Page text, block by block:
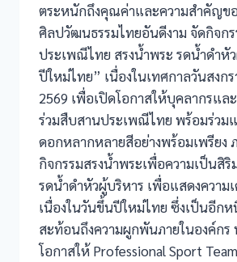
ตระหนักถึงคุณค่าและความสำคัญข
ศิลปวัฒนธรรมไทยอันดีงาม จัดกิจก
ประเพณีไทย สรงน้ำพระ รดน้ำดำหั
ปีใหม่ไทย” เนื่องในเทศกาลวันสงก
2569 เพื่อเปิดโอกาสให้บุคลากรแ
ร่วมสืบสานประเพณีไทย พร้อมร่วม
ดอกหลากหลายสีอย่างพร้อมเพรียง
กิจกรรมสรงน้ำพระเพื่อความเป็นสิ
รดน้ำดำหัวผู้บริหาร เพื่อแสดงความ
เนื่องในวันขึ้นปีใหม่ไทย ซึ่งเป็นอีก
สะท้อนถึงความผูกพันภายในองค์กร
โอกาสให้ Professional Sport